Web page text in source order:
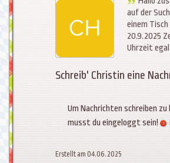
auf der
einem Tisch
20.9.2025
Uhrzeit egal
Schreib' Christin eine
Um Nachrichten schreiben zu
musst du eingeloggt sein!
Erstellt am 04.06.2025